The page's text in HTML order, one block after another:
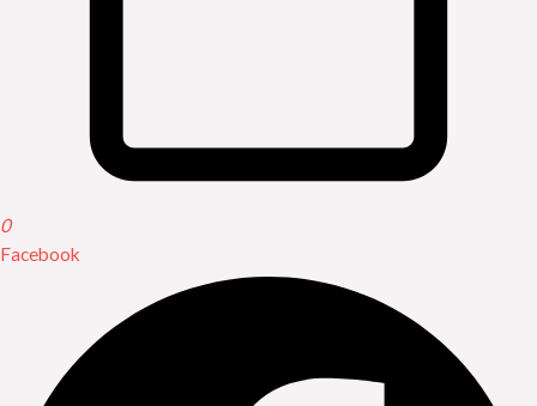
0
Facebook